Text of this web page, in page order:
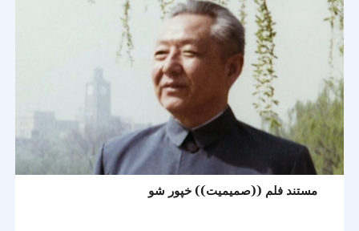
مستند فلم ((صميميت)) خپور شو